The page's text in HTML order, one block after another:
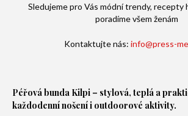
Sledujeme pro Vás módní trendy, recepty
poradíme všem ženám
Kontaktujte nás: info@press-
Péřová bunda Kilpi – stylová, teplá a
každodenní nošení i outdoorové aktivity.